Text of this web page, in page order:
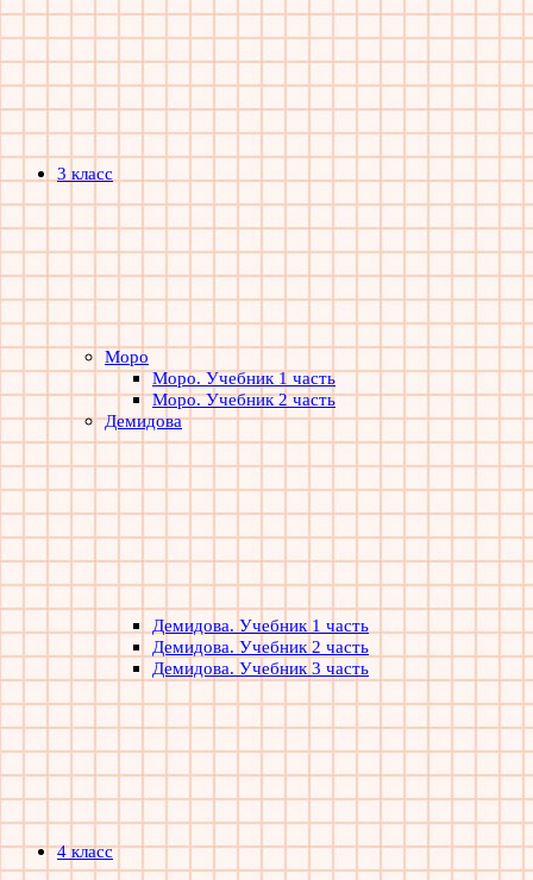
3 класс
Моро
Моро. Учебник 1 часть
Моро. Учебник 2 часть
Демидова
Демидова. Учебник 1 часть
Демидова. Учебник 2 часть
Демидова. Учебник 3 часть
4 класс